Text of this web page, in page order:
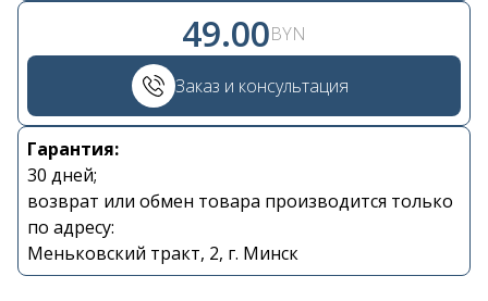
49.00BYN
Заказ и консультация
Гарантия:
30 дней;
возврат или обмен товара производится только
по адресу:
Меньковский тракт, 2, г. Минск
shupik21@bk.ru